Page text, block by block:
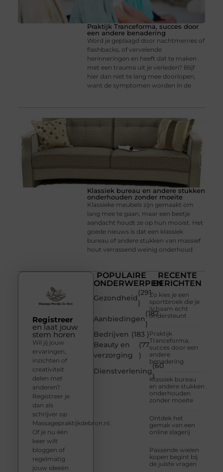
Praktijk Tranceforma, succes door
een andere benadering
Word je geplaagd door nachtmerries of
flashbacks, of vervelende
herinneringen en heeft dat te maken
met een trauma uit je verleden? Blijf
hier dan niet te lang mee doorlopen,
want de symptomen worden in de
Klassiek bureau en andere stukken
onderhouden zonder moeite
Klassieke meubels zijn gemaakt om
lang mee te gaan, maar een beetje
aandacht houdt ze op hun mooist. Het
goede nieuws is dat een klassiek
bureau of andere stukken van massief
hout verrassend weinig onderhoud
POPULAIRE
ONDERWERPEN
Gezondheid
(291
)
Aanbiedingen
(187
)
Bedrijven (183 )
Beauty en
verzorging
(77
)
Dienstverlening
(60
)
RECENTE
BERICHTEN
Zo kies je een
sportbroek die je
lichaam echt
ondersteunt
Praktijk
Tranceforma,
succes door een
andere
benadering
Klassiek bureau
en andere stukken
onderhouden
zonder moeite
Ontdek het
gemak van een
online slagerij
Passende wielen
kopen begint bij
de juiste vragen
Registreer
en laat jouw
stem horen
Wil jij jouw
ervaringen,
inzichten of
creativiteit
delen met
anderen?
Registreer je
dan als
schrijver op
Massagepraktijkdebron.nl.
Of je nu één
keer wilt
bloggen of
regelmatig
jouw ideeën